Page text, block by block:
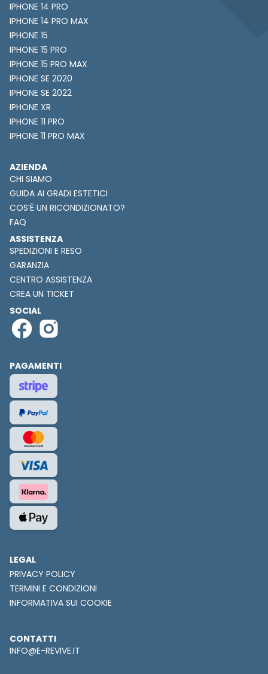
IPHONE 14 PRO
IPHONE 14 PRO MAX
IPHONE 15
IPHONE 15 PRO
IPHONE 15 PRO MAX
IPHONE SE 2020
IPHONE SE 2022
IPHONE XR
IPHONE 11 PRO
IPHONE 11 PRO MAX
AZIENDA
CHI SIAMO
GUIDA AI GRADI ESTETICI
COS’È UN RICONDIZIONATO?
FAQ
ASSISTENZA
SPEDIZIONI E RESO
GARANZIA
CENTRO ASSISTENZA
CREA UN TICKET
SOCIAL
PAGAMENTI
LEGAL
PRIVACY POLICY
TERMINI E CONDIZIONI
INFORMATIVA SUI COOKIE
CONTATTI
INFO@E-REVIVE.IT